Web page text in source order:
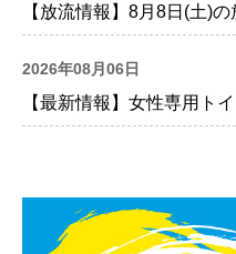
【放流情報】8月8日(土)の
2026年08月06日
【最新情報】女性専用ト